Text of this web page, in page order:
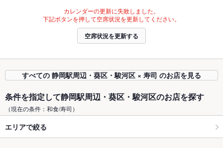
カレンダーの更新に失敗しました。
下記ボタンを押して空席状況を更新してください。
空席状況を更新する
すべての 静岡駅周辺・葵区・駿河区 × 寿司 のお店を見る
条件を指定して静岡駅周辺・葵区・駿河区のお店を探す
（現在の条件：和食/寿司）
エリアで絞る